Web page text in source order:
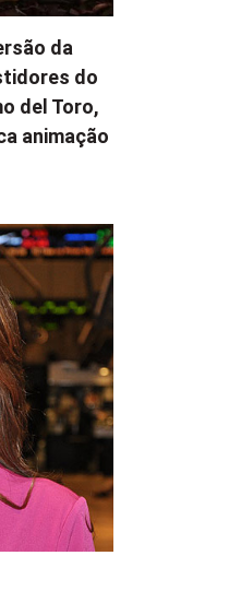
da
do
del Toro,
animação